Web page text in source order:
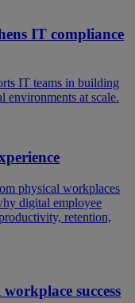
IT compliance
IT teams in building
environments at scale.
physical workplaces
digital employee
retention,
success